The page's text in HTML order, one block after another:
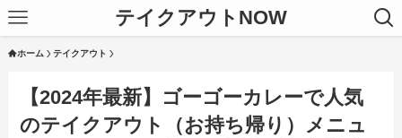
テイクアウトNOW
ホーム テイクアウト
【2024年最新】ゴーゴーカレーで人気
のテイクアウト（お持ち帰り）メニュ